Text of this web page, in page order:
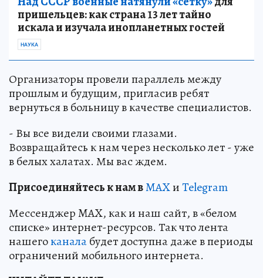
пришельцев: как страна 13 лет тайно
искала и изучала инопланетных гостей
НАУКА
Организаторы провели параллель между
прошлым и будущим, пригласив ребят
вернуться в больницу в качестве специалистов.
- Вы все видели своими глазами.
Возвращайтесь к нам через несколько лет - уже
в белых халатах. Мы вас ждем.
Присоединяйтесь к нам вMAXиTelegram
Мессенджер MAX, как и наш сайт, в «белом
списке» интернет-ресурсов. Так что лента
нашегоканалабудет доступна даже в периоды
ограничений мобильного интернета.